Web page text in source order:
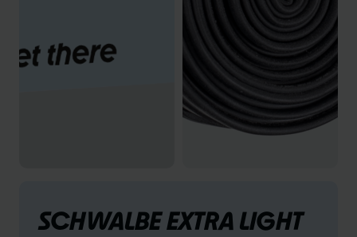
SCHWALBE EXTRA LIGHT